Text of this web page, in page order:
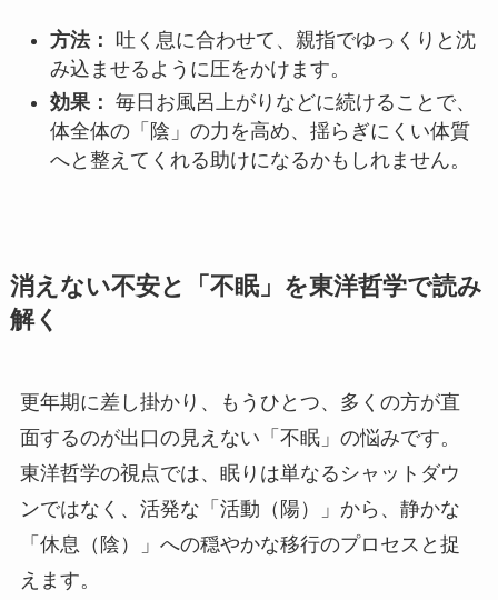
方法：
吐く息に合わせて、親指でゆっくりと沈
み込ませるように圧をかけます。
効果： 毎日お風呂上がりなどに続けることで、
体全体の「陰」の力を高め、揺らぎにくい体質
へと整えてくれる助けになるかもしれません。
消えない不安と「不眠」を東洋哲学で読み
解く
更年期に差し掛かり、もうひとつ、多くの方が直
面するのが出口の見えない「不眠」の悩みです。
東洋哲学の視点では、眠りは単なるシャットダウ
ンではなく、活発な「活動（陽）」から、静かな
「休息（陰）」への穏やかな移行のプロセスと捉
えます。